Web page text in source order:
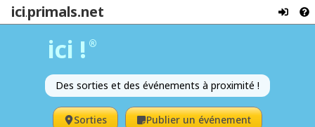
ici.primals.net
ici ! ®
Des sorties et des événements à proximité !
Sorties Publier un événement